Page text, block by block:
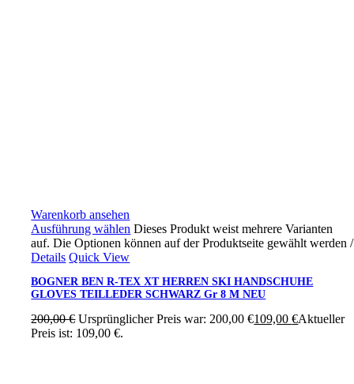
Warenkorb ansehen
Ausführung wählen Dieses Produkt weist mehrere Varianten
auf. Die Optionen können auf der Produktseite gewählt werden/
Details Quick View
BOGNER BEN R-TEX XT HERREN SKI HANDSCHUHE
GLOVES TEILLEDER SCHWARZ Gr 8 M NEU
200,00€ Ursprünglicher Preis war: 200,00 €109,00€Aktueller
Preis ist: 109,00 €.